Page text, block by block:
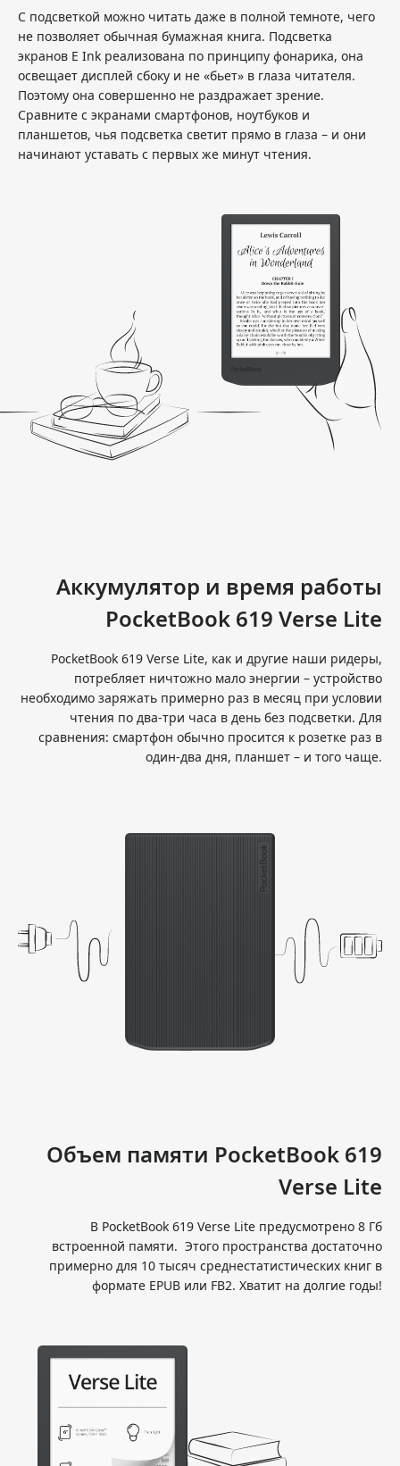
С подсветкой можно читать даже в полной темноте, чего
не позволяет обычная бумажная книга. Подсветка
экранов E Ink реализована по принципу фонарика, она
освещает дисплей сбоку и не «бьет» в глаза читателя.
Поэтому она совершенно не раздражает зрение.
Сравните с экранами смартфонов, ноутбуков и
планшетов, чья подсветка светит прямо в глаза – и они
начинают уставать с первых же минут чтения.
Аккумулятор и время работы
PocketBook 619 Verse Lite
PocketBook 619 Verse Lite, как и другие наши ридеры,
потребляет ничтожно мало энергии – устройство
необходимо заряжать примерно раз в месяц при условии
чтения по два-три часа в день без подсветки. Для
сравнения: смартфон обычно просится к розетке раз в
один-два дня, планшет – и того чаще.
Объем памяти PocketBook 619
Verse Lite
В PocketBook 619 Verse Lite предусмотрено 8 Гб
встроенной памяти. Этого пространства достаточно
примерно для 10 тысяч среднестатистических книг в
формате EPUB или FB2. Хватит на долгие годы!